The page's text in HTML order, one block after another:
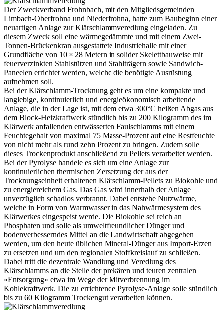
Der Zweckverband Frohnbach, mit den Mitgliedsgemeinden
Limbach-Oberfrohna und Niederfrohna, hatte zum Baubeginn einer
neuartigen Anlage zur Klärschlammveredlung eingeladen. Zu
diesem Zweck soll eine wärmegedämmte und mit einem Zwei-
Tonnen-Brückenkran ausgestattete Industriehalle mit einer
Grundfläche von 10 × 28 Metern in solider Skelettbauweise mit
feuerverzinkten Stahlstützen und Stahlträgern sowie Sandwich-
Paneelen errichtet werden, welche die benötigte Ausrüstung
aufnehmen soll.
Bei der Klärschlamm-Trocknung geht es um eine kompakte und
langlebige, kontinuierlich und energieökonomisch arbeitende
Anlage, die in der Lage ist, mit dem etwa 300°C heißen Abgas aus
dem Block-Heizkraftwerk stündlich bis zu 200 Kilogramm des im
Klärwerk anfallenden entwässerten Faulschlamms mit einem
Feuchtegehalt von maximal 75 Masse-Prozent auf eine Restfeuchte
von nicht mehr als rund zehn Prozent zu bringen. Zudem solle
dieses Trockenprodukt anschließend zu Pellets verarbeitet werden.
Bei der Pyrolyse handele es sich um eine Anlage zur
kontinuierlichen thermischen Zersetzung der aus der
Trocknungseinheit erhaltenen Klärschlamm-Pellets zu Biokohle und
zu energiereichem Gas. Das Gas wird innerhalb der Anlage
unverzüglich schadlos verbrannt. Dabei entstehe Nutzwärme,
welche in Form von Warmwasser in das Nahwärmesystem des
Klärwerkes eingespeist werde. Die Biokohle sei reich an
Phosphaten und solle als umweltfreundlicher Dünger und
bodenverbesserndes Mittel an die Landwirtschaft abgegeben
werden, um den heute üblichen Mineral-Dünger aus Import-Erzen
zu ersetzen und um den regionalen Stoffkreislauf zu schließen.
Dabei tritt die dezentrale Wandlung und Veredlung des
Klärschlamms an die Stelle der prekären und teuren zentralen
»Entsorgung« etwa im Wege der Mitverbrennung im
Kohlekraftwerk. Die zu errichtende Pyrolyse-Anlage solle stündlich
bis zu 60 Kilogramm Trockengut verarbeiten können.